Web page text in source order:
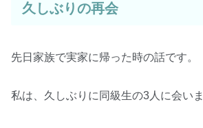
久しぶりの再会
先日家族で実家に帰った時の話です。
私は、久しぶりに同級生の3人に会いま